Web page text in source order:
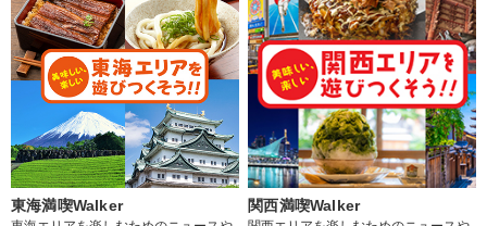
東海満喫Walker 関西満喫Walker